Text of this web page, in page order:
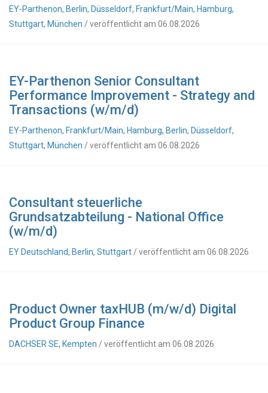
EY-Parthenon, Berlin, Düsseldorf, Frankfurt/Main, Hamburg,
Stuttgart, München / veröffentlicht am 06.08.2026
EY-Parthenon Senior Consultant
Performance Improvement - Strategy and
Transactions (w/m/d)
EY-Parthenon, Frankfurt/Main, Hamburg, Berlin, Düsseldorf,
Stuttgart, München / veröffentlicht am 06.08.2026
Consultant steuerliche
Grundsatzabteilung - National Office
(w/m/d)
EY Deutschland, Berlin, Stuttgart / veröffentlicht am 06.08.2026
Product Owner taxHUB (m/w/d) Digital
Product Group Finance
DACHSER SE, Kempten / veröffentlicht am 06.08.2026